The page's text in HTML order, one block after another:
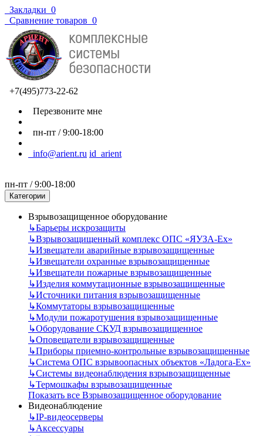
Закладки 0
Сравнение товаров 0
+7(495)773-22-62
Перезвоните мне
пн-пт / 9:00-18:00
info@arient.ru id_arient
пн-пт / 9:00-18:00
Категории
Взрывозащищенное оборудование
↳Барьеры искрозащиты
↳Взрывозащищенный комплекс ОПС «ЯУЗА-Ех»
↳Извещатели аварийные взрывозащищенные
↳Извещатели охранные взрывозащищенные
↳Извещатели пожарные взрывозащищенные
↳Изделия коммутационные взрывозащищенные
↳Источники питания взрывозащищенные
↳Коммутаторы взрывозащищенные
↳Модули пожаротушения взрывозащищенные
↳Оборудование СКУД взрывозащищенное
↳Оповещатели взрывозащищенные
↳Приборы приемно-контрольные взрывозащищенные
↳Система ОПС взрывоопасных объектов «Ладога-Ex»
↳Системы видеонаблюдения взрывозащищенные
↳Термошкафы взрывозащищенные
Показать все Взрывозащищенное оборудование
Видеонаблюдение
↳IP-видеосерверы
↳Аксессуары